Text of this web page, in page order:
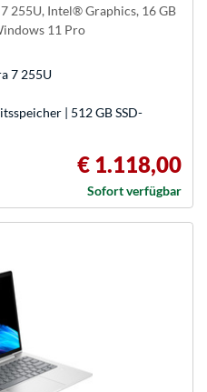
255U, Intel® Graphics, 16 GB
11 Pro
7 255U
| 512 GB SSD-
€ 1.118,00
Sofort verfügbar